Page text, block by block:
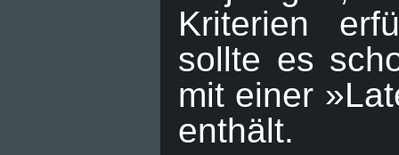
Kriterien
sollte es
mit einer
enthält.